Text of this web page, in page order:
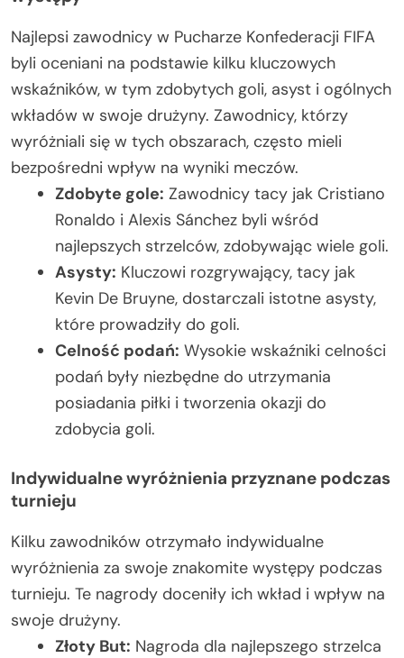
Najlepsi zawodnicy w Pucharze Konfederacji FIFA
byli oceniani na podstawie kilku kluczowych
wskaźników, w tym zdobytych goli, asyst i ogólnych
wkładów w swoje drużyny. Zawodnicy, którzy
wyróżniali się w tych obszarach, często mieli
bezpośredni wpływ na wyniki meczów.
Zdobyte gole: Zawodnicy tacy jak Cristiano
Ronaldo i Alexis Sánchez byli wśród
najlepszych strzelców, zdobywając wiele goli.
Asysty: Kluczowi rozgrywający, tacy jak
Kevin De Bruyne, dostarczali istotne asysty,
które prowadziły do goli.
Celność podań: Wysokie wskaźniki celności
podań były niezbędne do utrzymania
posiadania piłki i tworzenia okazji do
zdobycia goli.
Indywidualne wyróżnienia przyznane podczas
turnieju
Kilku zawodników otrzymało indywidualne
wyróżnienia za swoje znakomite występy podczas
turnieju. Te nagrody doceniły ich wkład i wpływ na
swoje drużyny.
Złoty But: Nagroda dla najlepszego strzelca